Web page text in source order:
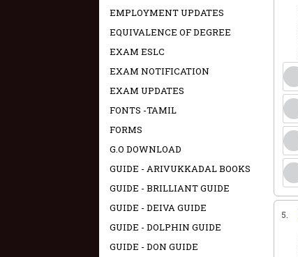
5.
EMPLOYMENT UPDATES
EQUIVALENCE OF DEGREE
EXAM ESLC
EXAM NOTIFICATION
EXAM UPDATES
FONTS -TAMIL
FORMS
G.O DOWNLOAD
GUIDE - ARIVUKKADAL BOOKS
GUIDE - BRILLIANT GUIDE
GUIDE - DEIVA GUIDE
GUIDE - DOLPHIN GUIDE
GUIDE - DON GUIDE